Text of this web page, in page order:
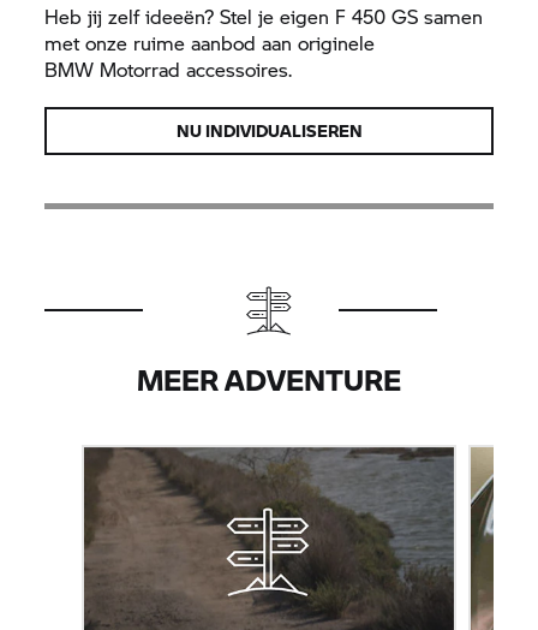
Heb jij zelf ideeën? Stel je eigen F 450 GS samen
met onze ruime aanbod aan originele
BMW Motorrad accessoires.
NU INDIVIDUALISEREN
MEER ADVENTURE